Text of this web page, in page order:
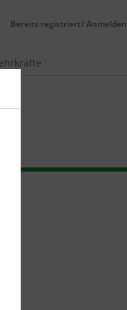
Bereits registriert? Anmelden